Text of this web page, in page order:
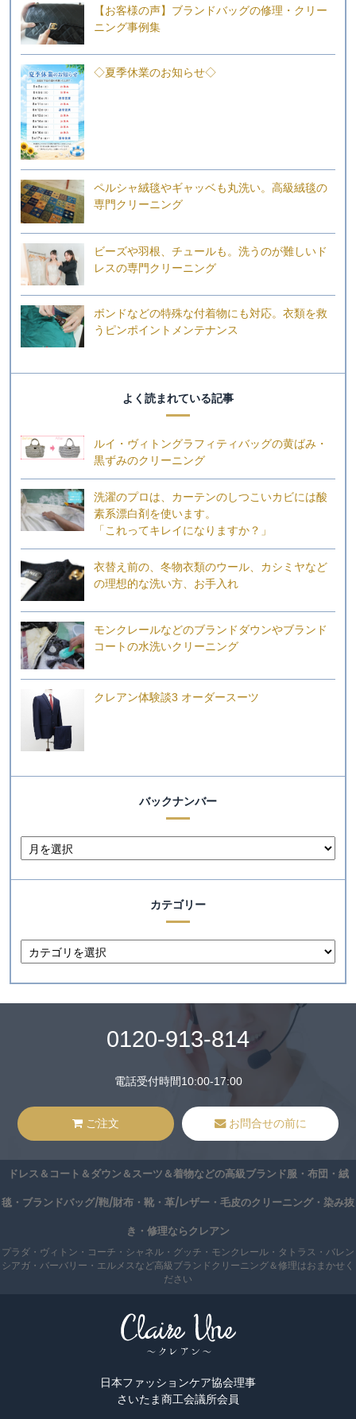
【お客様の声】ブランドバッグの修理・クリー
ニング事例集
◇夏季休業のお知らせ◇
ペルシャ絨毯やギャッベも丸洗い。高級絨毯の
専門クリーニング
ビーズや羽根、チュールも。洗うのが難しいド
レスの専門クリーニング
ボンドなどの特殊な付着物にも対応。衣類を救
うピンポイントメンテナンス
よく読まれている記事
ルイ・ヴィトングラフィティバッグの黄ばみ・
黒ずみのクリーニング
洗濯のプロは、カーテンのしつこいカビには酸
素系漂白剤を使います。
「これってキレイになりますか？」
衣替え前の、冬物衣類のウール、カシミヤなど
の理想的な洗い方、お手入れ
モンクレールなどのブランドダウンやブランド
コートの水洗いクリーニング
クレアン体験談3 オーダースーツ
バックナンバー
カテゴリー
0120-913-814
電話受付時間10:00-17:00
ご注文 お問合せの前に
ドレス＆コート＆ダウン＆スーツ＆着物などの高級ブランド服・布団・絨
毯・ブランドバッグ/鞄/財布・靴・革/レザー・毛皮のクリーニング・染み抜
き・修理ならクレアン
プラダ・ヴィトン・コーチ・シャネル・グッチ・モンクレール・タトラス・バレン
シアガ・バーバリー・エルメスなど高級ブランドクリーニング＆修理はおまかせく
ださい
日本ファッションケア協会理事
さいたま商工会議所会員